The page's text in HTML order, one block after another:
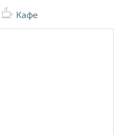
Кафе